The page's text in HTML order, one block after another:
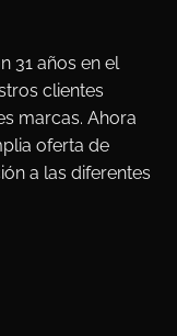
31 años en el
clientes
marcas. Ahora
oferta de
a las diferentes